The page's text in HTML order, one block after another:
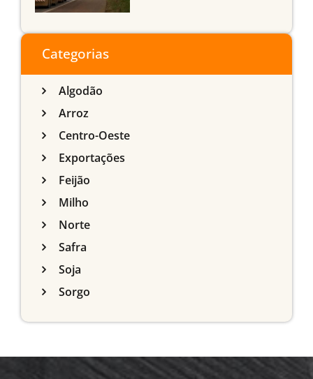
do Sul
Categorias
Algodão
Arroz
Centro-Oeste
Exportações
Feijão
Milho
Norte
Safra
Soja
Sorgo